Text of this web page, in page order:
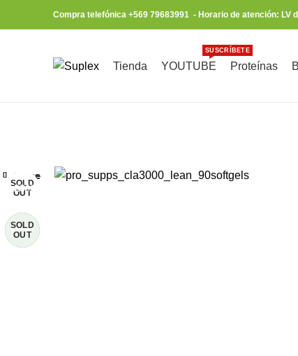
Compra telefónica +569 79683991 - Horario de atención: LV
Tienda YOUTUBE
SUSCRÍBETE
Proteínas
-10%
SOLD
OUT
Close
-21%
SOLD
OUT
Close
SOLD
OUT
Close
-24%
SOLD
OUT
Close
-24%
SOLD
OUT
Close
SOLD
OUT
NEW
Close
Close
-23%
SOLD
OUT
Close